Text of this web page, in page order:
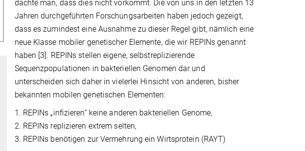
dachte man, dass dies nicht vorkommt. Die von uns in den letzten 13
Jahren durchgeführten Forschungsarbeiten haben jedoch gezeigt,
dass es zumindest eine Ausnahme zu dieser Regel gibt, nämlich eine
neue Klasse mobiler genetischer Elemente, die wir REPINs genannt
haben [3]. REPINs stellen eigene, selbstreplizierende
Sequenzpopulationen in bakteriellen Genomen dar und
unterscheiden sich daher in vielerlei Hinsicht von anderen, bisher
bekannten mobilen genetischen Elementen:
1. REPINs „infizieren“ keine anderen bakteriellen Genome,
2. REPINs replizieren extrem selten,
3. REPINs benötigen zur Vermehrung ein Wirtsprotein (RAYT)